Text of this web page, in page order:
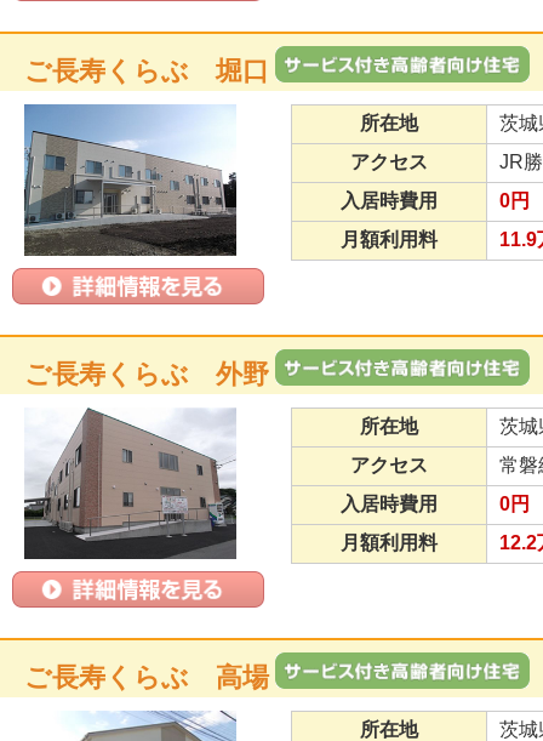
ご長寿くらぶ 堀口
所在地
茨城
アクセス
JR
入居時費用
0円
月額利用料
11.9
ご長寿くらぶ 外野
所在地
茨城
アクセス
常磐
入居時費用
0円
月額利用料
12.2
ご長寿くらぶ 高場
所在地
茨城